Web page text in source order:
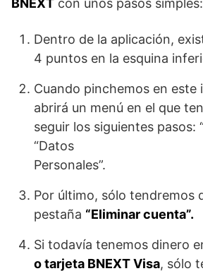
Dentro de la aplicación,
4 puntos en la esquina
Cuando pinchemos en este
abrirá un menú en el que
seguir los siguientes pasos:
“Datos
Personales”.
Por último, sólo tendremos
pestaña “Eliminar cuenta”.
Si todavía tenemos dinero
o tarjeta BNEXT Visa, sólo